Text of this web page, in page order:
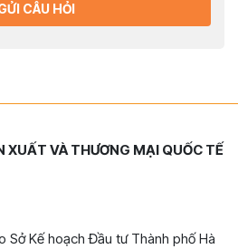
CÂU HỎI
XUẤT VÀ THƯƠNG MẠI QUỐC TẾ
Sở Kế hoạch Đầu tư Thành phố Hà